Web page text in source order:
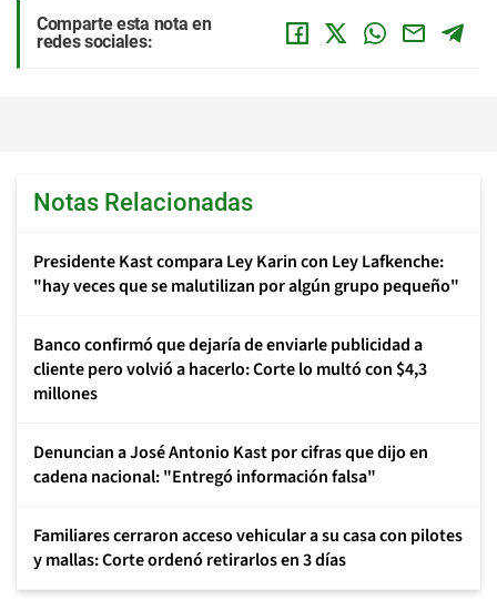
Comparte esta nota en
redes sociales:
Notas Relacionadas
Presidente Kast compara Ley Karin con Ley Lafkenche:
"hay veces que se malutilizan por algún grupo pequeño"
Banco confirmó que dejaría de enviarle publicidad a
cliente pero volvió a hacerlo: Corte lo multó con $4,3
millones
Denuncian a José Antonio Kast por cifras que dijo en
cadena nacional: "Entregó información falsa"
Familiares cerraron acceso vehicular a su casa con pilotes
y mallas: Corte ordenó retirarlos en 3 días